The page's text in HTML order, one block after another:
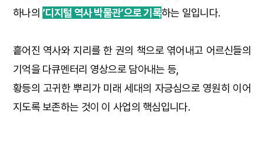
하나의‘디지털 역사 박물관’으로 기록하는 일입니다.
흩어진 역사와 지리를 한 권의 책으로 엮어내고 어르신들의
기억을 다큐멘터리 영상으로 담아내는 등,
황등의 고귀한 뿌리가 미래 세대의 자긍심으로 영원히 이어
지도록 보존하는 것이 이 사업의 핵심입니다.